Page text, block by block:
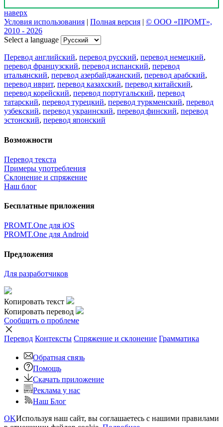
наверх
Условия использования | Полная версия | © ООО «ПРОМТ»,
2010 - 2026
Select a language
Перевод английский, перевод русский, перевод немецкий,
перевод французский, перевод испанский, перевод
итальянский, перевод азербайджанский, перевод арабский,
перевод иврит, перевод казахский, перевод китайский,
перевод корейский, перевод португальский, перевод
татарский, перевод турецкий, перевод туркменский, перевод
узбекский, перевод украинский, перевод финский, перевод
эстонский, перевод японский
Возможности
Перевод текста
Примеры употребления
Склонение и спряжение
Наш блог
Бесплатные приложения
PROMT.One для iOS
PROMT.One для Android
Предложения
Для разработчиков
Копировать текст
Копировать перевод
Сообщить о проблеме
Перевод Контексты Спряжение и склонение Грамматика
Обратная связь
Помощь
Скачать приложение
Реклама у нас
Наш Блог
OKИспользуя наш сайт, вы соглашаетесь с нашими правилами